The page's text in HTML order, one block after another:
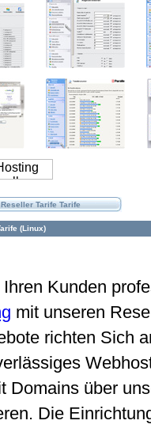
Tarife Tarife
(Linux)
Kunden
mit unseren
richten Sich
Domains über
Die